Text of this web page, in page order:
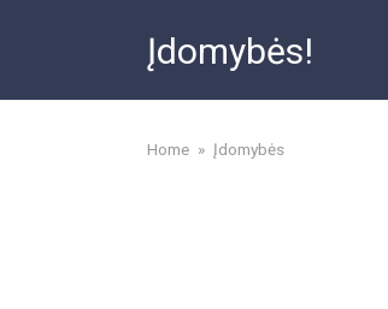
Įdomybės!
Home » Įdomybės